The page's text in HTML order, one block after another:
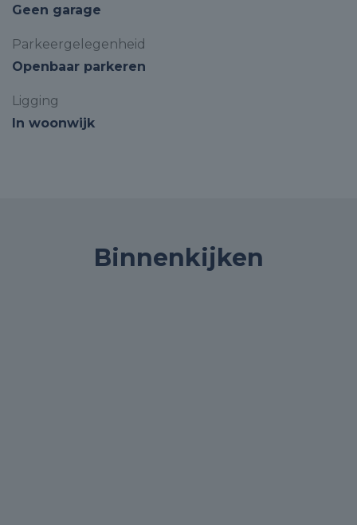
Geen garage
Parkeergelegenheid
Openbaar parkeren
Ligging
In woonwijk
Binnenkijken